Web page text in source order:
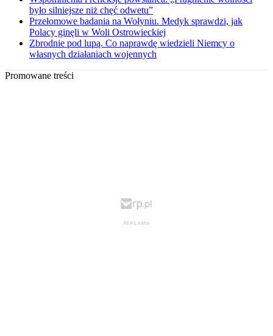
było silniejsze niż chęć odwetu”
Przełomowe badania na Wołyniu. Medyk sprawdzi, jak
Polacy ginęli w Woli Ostrowieckiej
Zbrodnie pod lupą. Co naprawdę wiedzieli Niemcy o
własnych działaniach wojennych
Promowane treści